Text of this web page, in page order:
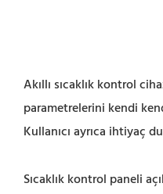
Akıllı sıcaklık kontrol
parametrelerini kendi
Kullanıcı ayrıca ihtiyaç
Sıcaklık kontrol paneli